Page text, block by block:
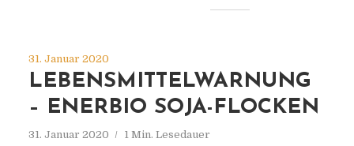
31. Januar 2020
LEBENSMITTELWARNUNG
– ENERBIO SOJA-FLOCKEN
31. Januar 2020 1 Min. Lesedauer